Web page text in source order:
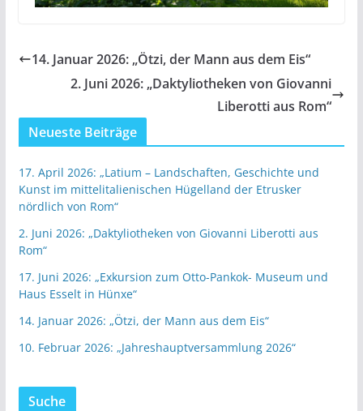
14. Januar 2026: „Ötzi, der Mann aus dem Eis“
2. Juni 2026: „Daktyliotheken von Giovanni
Liberotti aus Rom“
Neueste Beiträge
17. April 2026: „Latium – Landschaften, Geschichte und
Kunst im mittelitalienischen Hügelland der Etrusker
nördlich von Rom“
2. Juni 2026: „Daktyliotheken von Giovanni Liberotti aus
Rom“
17. Juni 2026: „Exkursion zum Otto-Pankok- Museum und
Haus Esselt in Hünxe“
14. Januar 2026: „Ötzi, der Mann aus dem Eis“
10. Februar 2026: „Jahreshauptversammlung 2026“
Suche